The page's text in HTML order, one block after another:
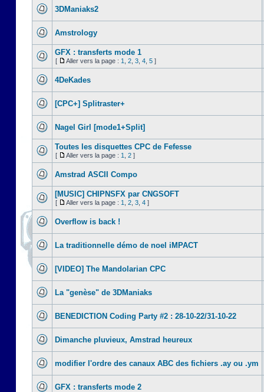
3DManiaks2
Amstrology
GFX : transferts mode 1
[ Aller vers la page : 1 2 3 4 5 ]
4DeKades
[CPC+] Splitraster+
Nagel Girl [mode1+Split]
Toutes les disquettes CPC de Fefesse
[ Aller vers la page : 1 2 ]
Amstrad ASCII Compo
[MUSIC] CHIPNSFX par CNGSOFT
[ Aller vers la page : 1 2 3 4 ]
Overflow is back !
La traditionnelle démo de noel iMPACT
[VIDEO] The Mandolarian CPC
La "genèse" de 3DManiaks
BENEDICTION Coding Party #2 : 28-10-22/31-10-22
Dimanche pluvieux, Amstrad heureux
modifier l'ordre des canaux ABC des fichiers .ay ou .ym
GFX : transferts mode 2